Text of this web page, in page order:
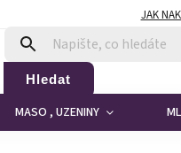
JAK
Hledat
MASO , UZENINY